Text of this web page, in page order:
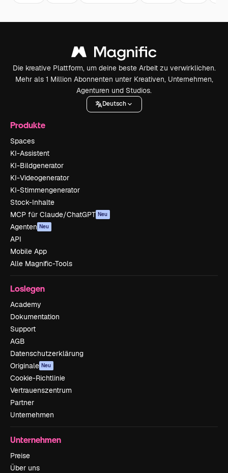
Die kreative Plattform, um deine beste Arbeit zu verwirklichen.
Mehr als 1 Million Abonnenten unter Kreativen, Unternehmen,
Agenturen und Studios.
Deutsch
Produkte
Spaces
KI-Assistent
KI-Bildgenerator
KI-Videogenerator
KI-Stimmengenerator
Stock-Inhalte
MCP für Claude/ChatGPT Neu
Agenten Neu
API
Mobile App
Alle Magnific-Tools
Loslegen
Academy
Dokumentation
Support
AGB
Datenschutzerklärung
Originale Neu
Cookie-Richtlinie
Vertrauenszentrum
Partner
Unternehmen
Unternehmen
Preise
Über uns